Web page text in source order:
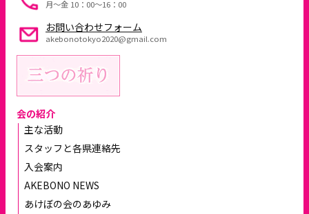
月～金 10：00〜16：00
お問い合わせフォーム
akebonotokyo2020@gmail.com
会の紹介
主な活動
スタッフと各県連絡先
入会案内
AKEBONO NEWS
あけぼの会のあゆみ